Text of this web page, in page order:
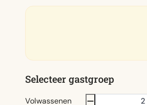
Selecteer gastgroep
Volwassenen